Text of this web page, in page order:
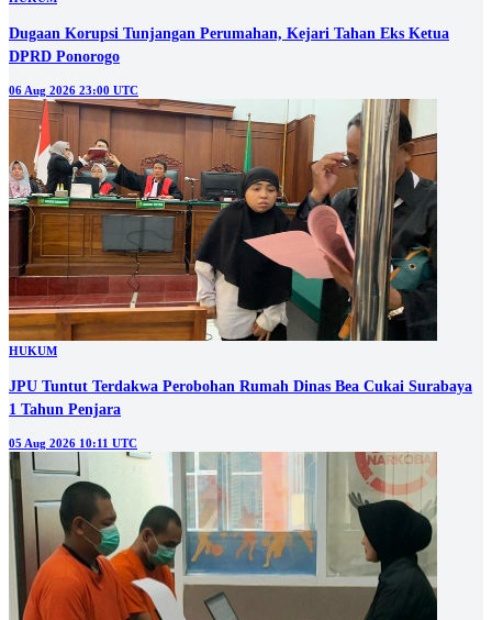
Dugaan Korupsi Tunjangan Perumahan, Kejari Tahan Eks Ketua
DPRD Ponorogo
06 Aug 2026 23:00 UTC
HUKUM
JPU Tuntut Terdakwa Perobohan Rumah Dinas Bea Cukai Surabaya
1 Tahun Penjara
05 Aug 2026 10:11 UTC